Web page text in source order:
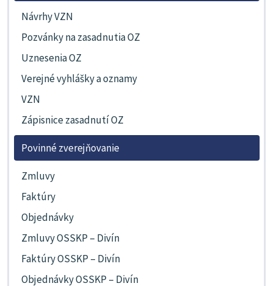
Návrhy VZN
Pozvánky na zasadnutia OZ
Uznesenia OZ
Verejné vyhlášky a oznamy
VZN
Zápisnice zasadnutí OZ
Povinné zverejňovanie
Zmluvy
Faktúry
Objednávky
Zmluvy OSSKP – Divín
Faktúry OSSKP – Divín
Objednávky OSSKP – Divín